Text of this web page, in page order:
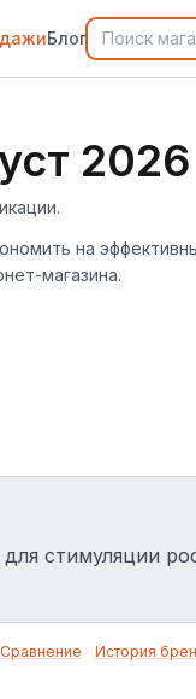
Блог
2026
на
магазина.
стимуляции
Сравнение · История